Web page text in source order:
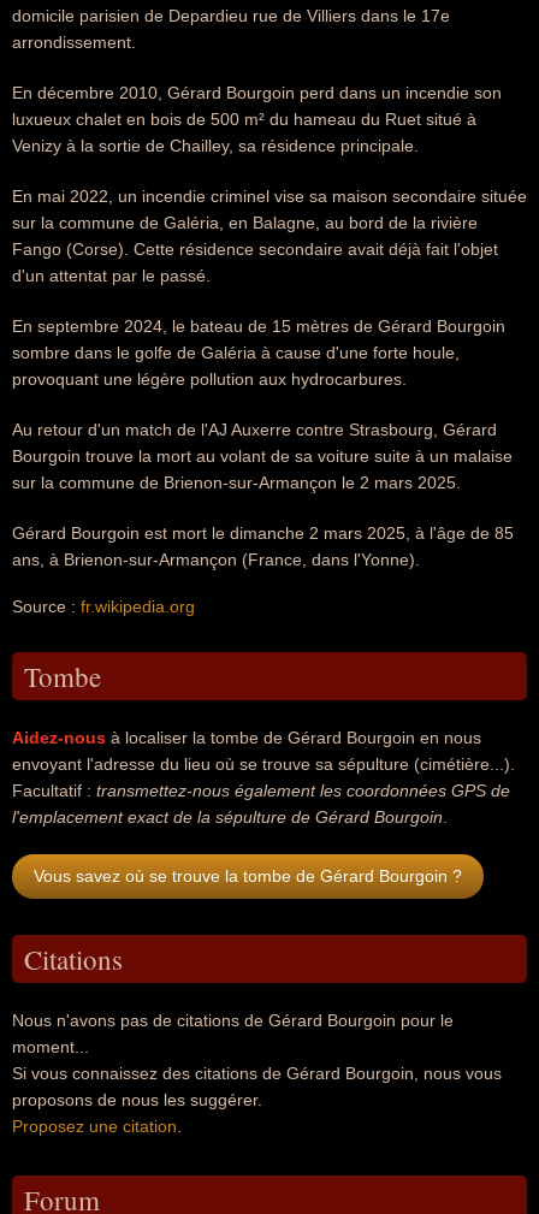
domicile parisien de Depardieu rue de Villiers dans le 17e
arrondissement.
En décembre 2010, Gérard Bourgoin perd dans un incendie son
luxueux chalet en bois de 500 m² du hameau du Ruet situé à
Venizy à la sortie de Chailley, sa résidence principale.
En mai 2022, un incendie criminel vise sa maison secondaire située
sur la commune de Galéria, en Balagne, au bord de la rivière
Fango (Corse). Cette résidence secondaire avait déjà fait l'objet
d'un attentat par le passé.
En septembre 2024, le bateau de 15 mètres de Gérard Bourgoin
sombre dans le golfe de Galéria à cause d'une forte houle,
provoquant une légère pollution aux hydrocarbures.
Au retour d'un match de l'AJ Auxerre contre Strasbourg, Gérard
Bourgoin trouve la mort au volant de sa voiture suite à un malaise
sur la commune de Brienon-sur-Armançon le 2 mars 2025.
Gérard Bourgoin est mort le dimanche 2 mars 2025, à l'âge de 85
ans, à Brienon-sur-Armançon (France, dans l'Yonne).
Source : fr.wikipedia.org
Tombe
Aidez-nous à localiser la tombe de Gérard Bourgoin en nous
envoyant l'adresse du lieu où se trouve sa sépulture (cimétière...).
Facultatif : transmettez-nous également les coordonnées GPS de
l'emplacement exact de la sépulture de Gérard Bourgoin
Vous savez où se trouve la tombe de Gérard Bourgoin ?
Citations
Nous n'avons pas de citations de Gérard Bourgoin pour le
moment...
Si vous connaissez des citations de Gérard Bourgoin, nous vous
proposons de nous les suggérer.
Proposez une citation
Forum